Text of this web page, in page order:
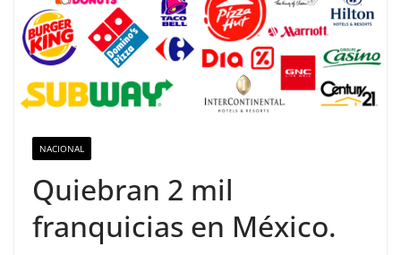
NACIONAL
Quiebran 2 mil
franquicias en México.